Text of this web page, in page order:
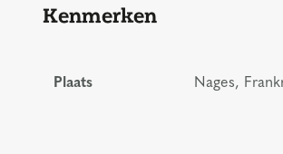
Kenmerken
Plaats Nages,